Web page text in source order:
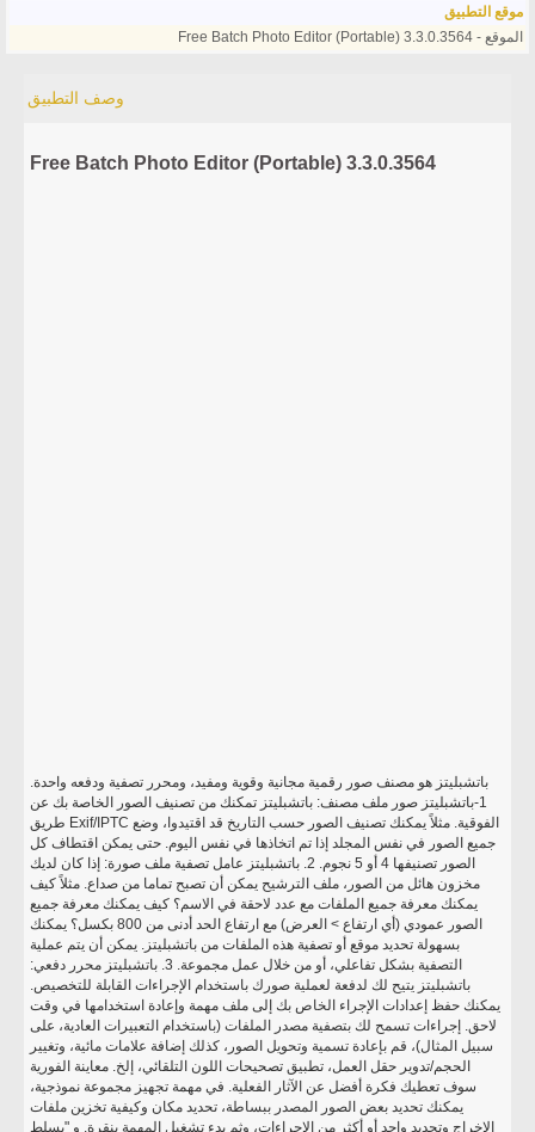
موقع التطبيق
الموقع - Free Batch Photo Editor (Portable) 3.3.0.3564
وصف التطبيق
Free Batch Photo Editor (Portable) 3.3.0.3564
باتشبليتز هو مصنف صور رقمية مجانية وقوية ومفيد، ومحرر تصفية ودفعه واحدة.
1-باتشبليتز صور ملف مصنف: باتشبليتز تمكنك من تصنيف الصور الخاصة بك عن
طريق Exif/IPTC الفوقية. مثلاً يمكنك تصنيف الصور حسب التاريخ قد اقتيدوا، وضع
جميع الصور في نفس المجلد إذا تم اتخاذها في نفس اليوم. حتى يمكن اقتطاف كل
الصور تصنيفها 4 أو 5 نجوم. 2. باتشبليتز عامل تصفية ملف صورة: إذا كان لديك
مخزون هائل من الصور، ملف الترشيح يمكن أن تصبح تماما من صداع. مثلاً كيف
يمكنك معرفة جميع الملفات مع عدد لاحقة في الاسم؟ كيف يمكنك معرفة جميع
الصور عمودي (أي ارتفاع > العرض) مع ارتفاع الحد أدنى من 800 بكسل؟ يمكنك
بسهولة تحديد موقع أو تصفية هذه الملفات من باتشبليتز. يمكن أن يتم عملية
التصفية بشكل تفاعلي، أو من خلال عمل مجموعة. 3. باتشبليتز محرر دفعي:
باتشبليتز يتيح لك لدفعة لعملية صورك باستخدام الإجراءات القابلة للتخصيص.
يمكنك حفظ إعدادات الإجراء الخاص بك إلى ملف مهمة وإعادة استخدامها في وقت
لاحق. إجراءات تسمح لك بتصفية مصدر الملفات (باستخدام التعبيرات العادية، على
سبيل المثال)، قم بإعادة تسمية وتحويل الصور، كذلك إضافة علامات مائية، وتغيير
الحجم/تدوير حقل العمل، تطبيق تصحيحات اللون التلقائي، إلخ. معاينة الفورية
سوف تعطيك فكرة أفضل عن الآثار الفعلية. في مهمة تجهيز مجموعة نموذجية،
يمكنك تحديد بعض الصور المصدر ببساطة، تحديد مكان وكيفية تخزين ملفات
الإخراج وتحديد واحد أو أكثر من الإجراءات، وثم بدء تشغيل المهمة بنقرة. و "يسلط